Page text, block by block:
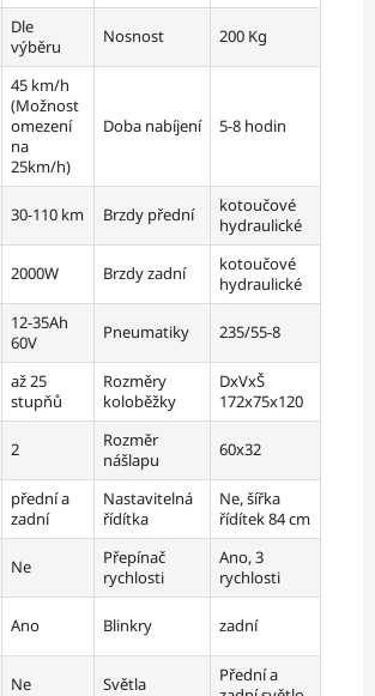
Dle
výběru
Nosnost 200 Kg
45 km/h
(Možnost
omezení
na
25km/h)
Doba nabíjení 5-8 hodin
30-110 km Brzdy přední
kotoučové
hydraulické
2000W Brzdy zadní
kotoučové
hydraulické
12-35Ah
60V
Pneumatiky 235/55-8
až 25
stupňů
Rozměry
koloběžky
DxVxŠ
172x75x120
2
Rozměr
nášlapu
60x32
přední a
zadní
Nastavitelná
řídítka
Ne, šířka
řídítek 84 cm
Ne
Přepínač
rychlosti
Ano, 3
rychlosti
Ano Blinkry zadní
Ne Světla
Přední a